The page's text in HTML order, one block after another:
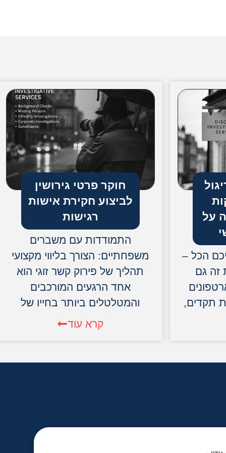
על
הכל –
זה גם
תקדים,
חוקר פרטי גירושין
לביצוע חקירת אישות
רגישות
התמודדות עם משברים
משפחתיים: הצורך בליווי מקצועי
תהליך של פירוק קשר זוגי הוא
אחד הרגעים המורכבים
והמטלטלים ביותר בחייו של
קרא עוד